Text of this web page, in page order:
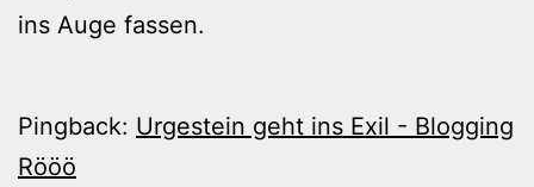
ins Auge fassen.
Pingback: Urgestein geht ins Exil - Blogging
Rööö